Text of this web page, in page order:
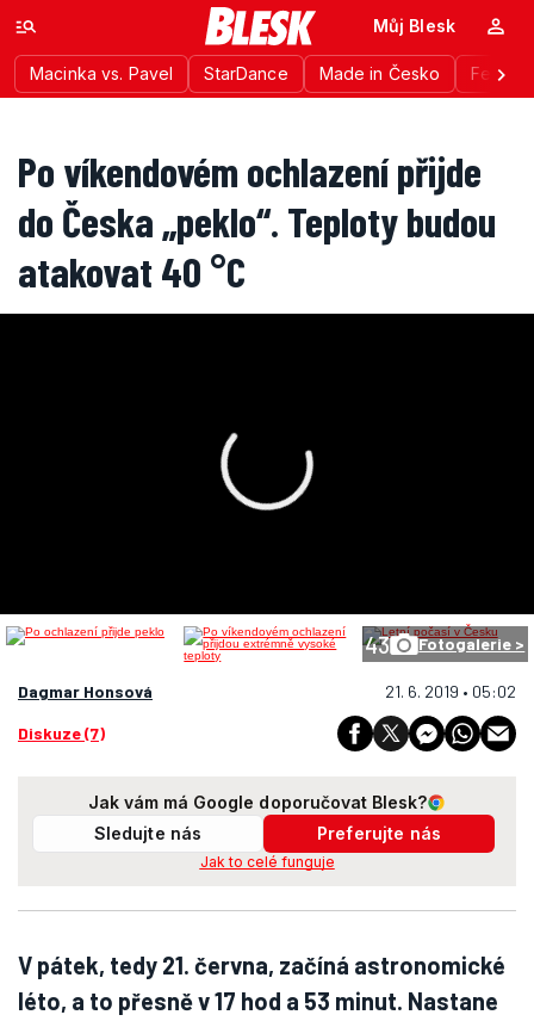
Macinka vs. Pavel StarDance Made in Česko
Můj Blesk
Po víkendovém ochlazení přijde
do Česka „peklo“. Teploty budou
atakovat 40 °C
43 Fotogalerie >
Dagmar Honsová 21. 6. 2019 • 05:02
Diskuze (7)
Jak vám má Google doporučovat Blesk?
Sledujte nás
Preferujte nás
Jak to celé funguje
V pátek, tedy 21. června, začíná astronomické
léto, a to přesně v 17 hod a 53 minut. Nastane